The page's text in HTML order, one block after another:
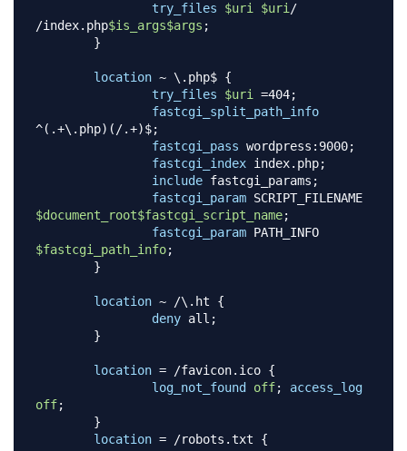
try_files
$uri $uri /
/index.php$is_args$args ;
}
location ~ \.php$ {
try_files
$uri =404;
fastcgi_split_path_info
^(.+\.php)(/.+)$;
fastcgi_pass wordpress:9000;
fastcgi_index index.php;
include fastcgi_params ;
fastcgi_param SCRIPT_FILENAME
$document_root$fastcgi_script_name;
fastcgi_param PATH_INFO
$fastcgi_path_info;
}
location ~ /\.ht
{
deny all ;
}
location = /favicon.ico {
log_not_found
off;
access_log
off;
}
location = /robots.txt
{